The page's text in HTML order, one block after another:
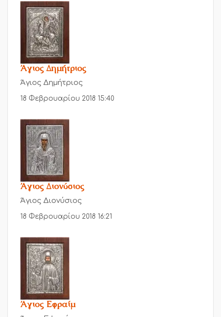
Άγιος Δημήτριος
Άγιος Δημήτριος
18 Φεβρουαρίου 2018 15:40
Άγιος Διονύσιος
Άγιος Διονύσιος
18 Φεβρουαρίου 2018 16:21
Άγιος Εφραίμ